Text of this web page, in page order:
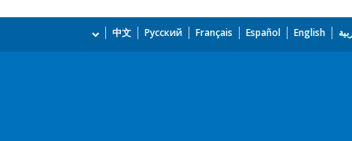
English
Español
Français
Русский
中文